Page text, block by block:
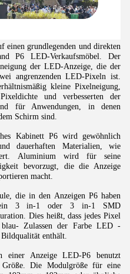
einen grundlegenden und direkten
P6 LED-Verkaufsmöbel. Der
der LED-Anzeige, die der
angrenzenden LED-Pixeln ist.
kleine Pixelneigung,
und verbesserten der
für Anwendungen, in denen
Schirm sind.
Kabinett P6 wird gewöhnlich
dauerhaften Materialien, wie
Aluminium wird für seine
bevorzugt, die die Anzeige
macht.
die in den Anzeigen P6 haben
ein 3 in-1 oder 3 in-1 SMD
Dies heißt, dass jedes Pixel
Zulassen der Farbe LED -
enthält.
Anzeige LED-P6 benutzt
Größe. Die Modulgröße für eine